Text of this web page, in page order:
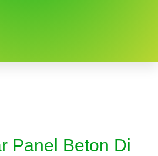
Panel Beton Di